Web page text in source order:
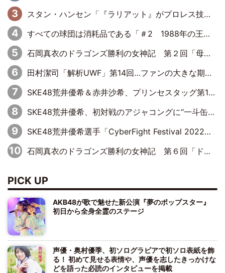
スタン・ハンセン「『ラリアット』がプロレス技として辞書に載ったりしたら、こんなに光栄なことはないね」
すべての球団は消耗品である「＃2 1988年の王巨人編」byプロ野球死亡遊戯
石岡真衣のドラゴンズ勝利の女神記 第２回「母の日のバンテリンドーム」
田村潔司「解析UWF」第14回…ファンの大きな期待と現実の厳しい闘い
SKE48荒井優希＆赤井沙希、プリンセスタッグ第10代王者のベルトを手にして号泣
SKE48荒井優希、初対戦のアジャコングに“一斗缶攻撃”も食らい完敗
SKE48荒井優希選手「CyberFight Festival 2022」参戦！6人タッグマッチに挑む
石岡真衣のドラゴンズ勝利の女神記 第６回「ドキドキの連続！これぞ野球の面白さ！」
PICK UP
AKB48が歌で魅せた新公演『夢のポップスター』
初日から全身全霊のステージ
声優・奥村優季、初ソログラビアで初ソロ表紙を飾
る！ 初めて見せる表情や、声優を志したきっかけな
どを語った必読のインタビューを掲載